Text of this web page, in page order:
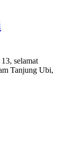
selamat
Tanjung Ubi,